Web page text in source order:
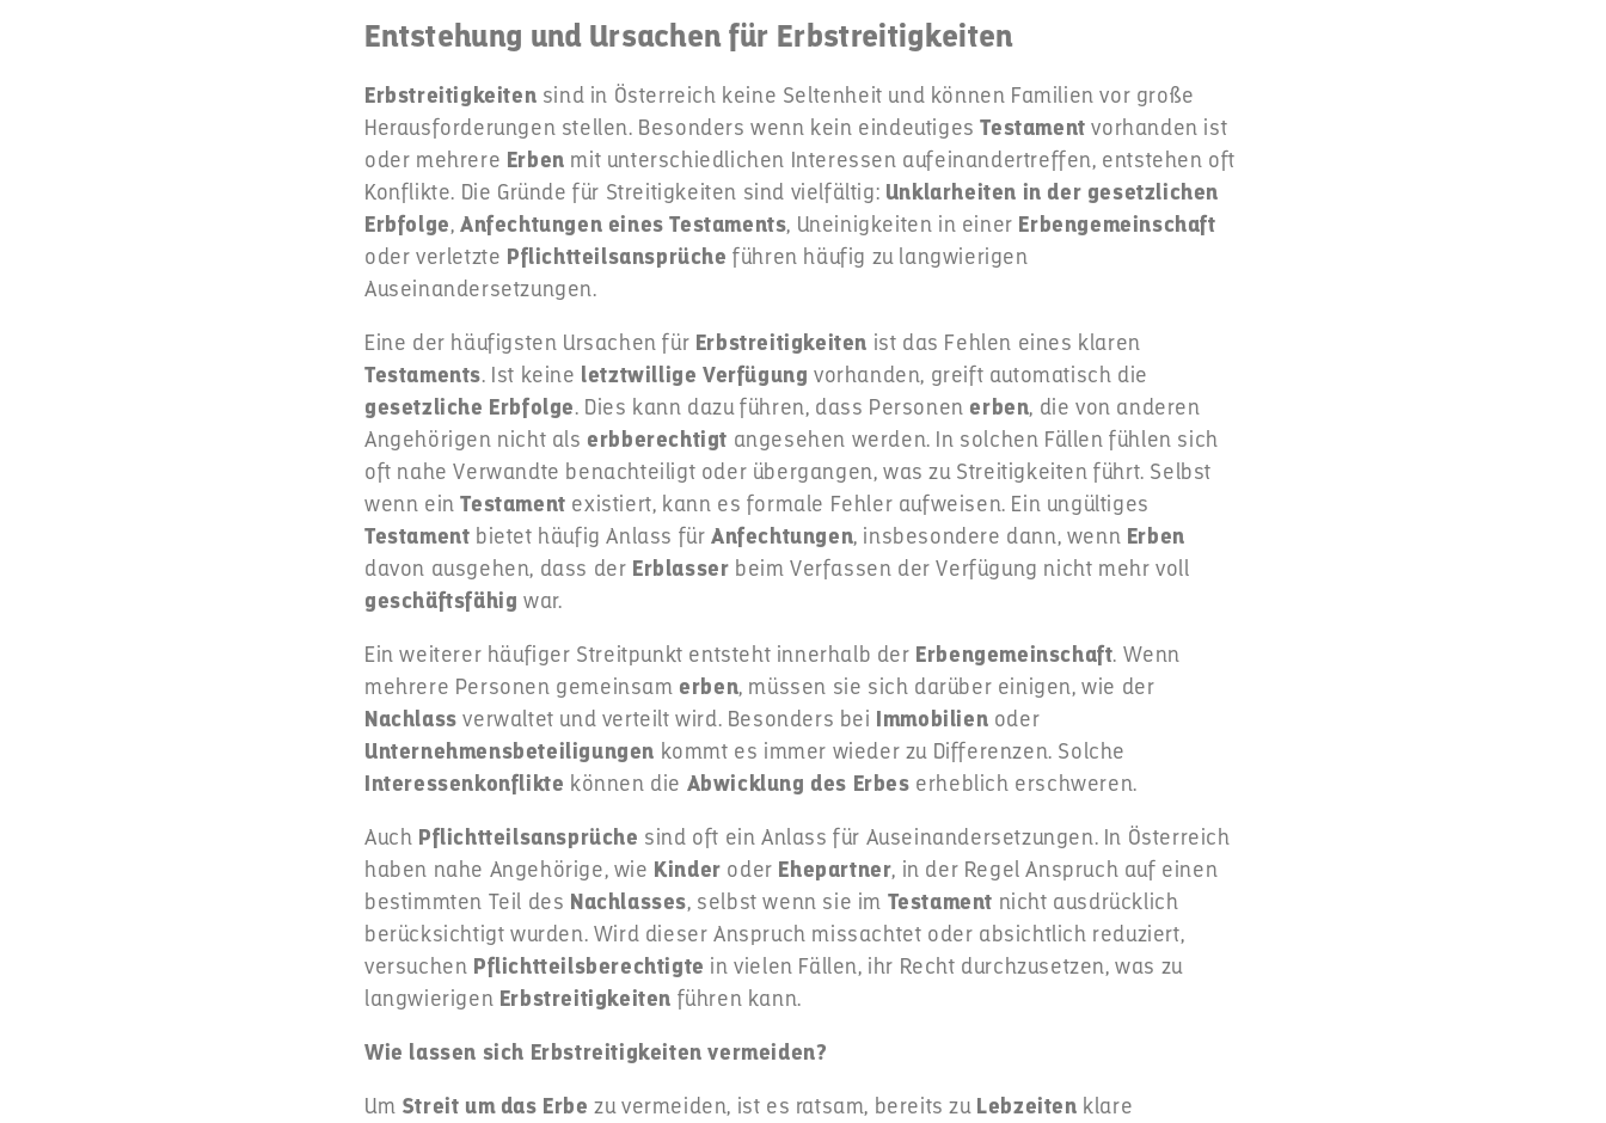
Entstehung und Ursachen für Erbstreitigkeiten
Erbstreitigkeiten sind in Österreich keine Seltenheit und können Familien vor große
Herausforderungen stellen. Besonders wenn kein eindeutigesTestament vorhanden ist
oder mehrere Erben mit unterschiedlichen Interessen aufeinandertreffen, entstehen oft
Konflikte. Die Gründe für Streitigkeiten sind vielfältig: Unklarheiten in der gesetzlichen
Erbfolge,Anfechtungen eines Testaments, Uneinigkeiten in einer Erbengemeinschaft
oder verletzte Pflichtteilsansprüche führen häufig zu langwierigen
Auseinandersetzungen.
Eine der häufigsten Ursachen für Erbstreitigkeiten ist das Fehlen eines klaren
Testaments. Ist keine letztwillige Verfügung vorhanden, greift automatisch die
gesetzliche Erbfolge. Dies kann dazu führen, dass Personen erben, die von anderen
Angehörigen nicht als erbberechtigt angesehen werden. In solchen Fällen fühlen sich
oft nahe Verwandte benachteiligt oder übergangen, was zu Streitigkeiten führt. Selbst
wenn einTestament existiert, kann es formale Fehler aufweisen. Ein ungültiges
Testament bietet häufig Anlass fürAnfechtungen, insbesondere dann, wenn Erben
davon ausgehen, dass der Erblasser beim Verfassen der Verfügung nicht mehr voll
geschäftsfähig war.
Ein weiterer häufiger Streitpunkt entsteht innerhalb der Erbengemeinschaft. Wenn
mehrere Personen gemeinsam erben, müssen sie sich darüber einigen, wie der
Nachlass verwaltet und verteilt wird. Besonders bei Immobilien oder
Unternehmensbeteiligungen kommt es immer wieder zu Differenzen. Solche
Interessenkonflikte können die Abwicklung des Erbes erheblich erschweren.
Auch Pflichtteilsansprüche sind oft ein Anlass für Auseinandersetzungen. In Österreich
haben nahe Angehörige, wie Kinder oder Ehepartner, in der Regel Anspruch auf einen
bestimmten Teil des Nachlasses, selbst wenn sie im Testament nicht ausdrücklich
berücksichtigt wurden. Wird dieser Anspruch missachtet oder absichtlich reduziert,
versuchen Pflichtteilsberechtigte in vielen Fällen, ihr Recht durchzusetzen, was zu
langwierigen Erbstreitigkeiten führen kann.
Wie lassen sich Erbstreitigkeiten vermeiden?
Um Streit um das Erbe zu vermeiden, ist es ratsam, bereits zu Lebzeiten klare